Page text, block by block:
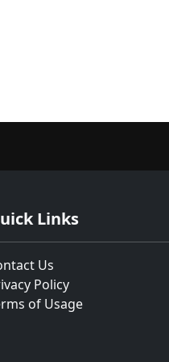
Links
Us
Policy
of Usage